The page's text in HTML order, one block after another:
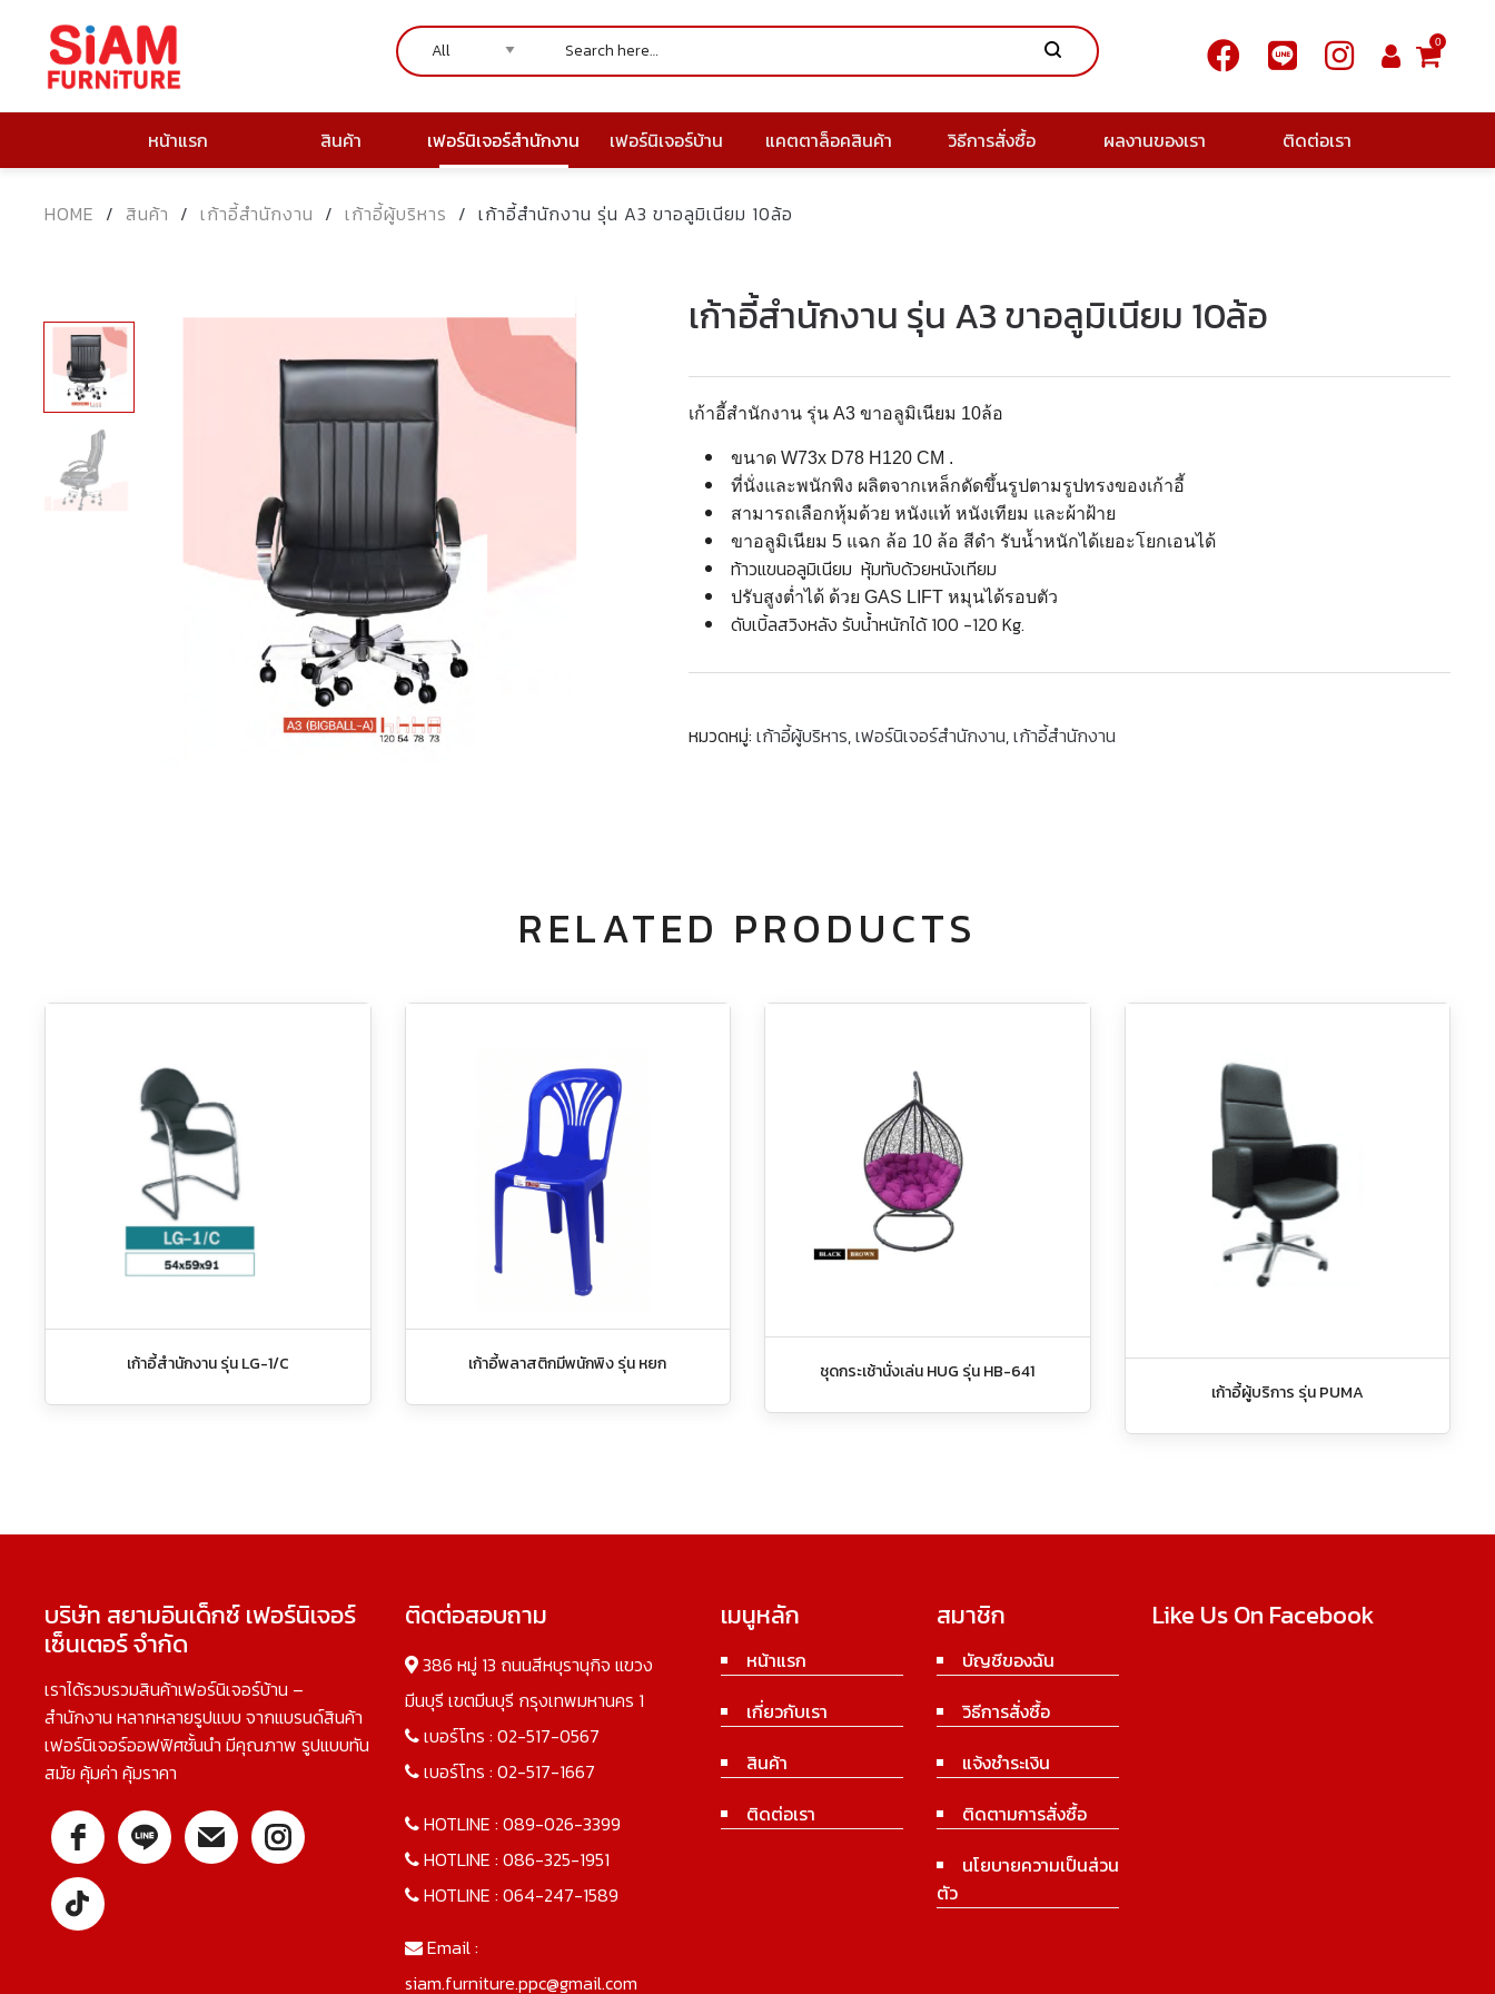
0
หน้าแรก สินค้า เฟอร์นิเจอร์สำนักงาน เฟอร์นิเจอร์บ้าน แคตตาล็อคสินค้า วิธีการสั่งซื้อ ผลงานของเรา ติดต่อเรา
HOME / สินค้า / เก้าอี้สำนักงาน / เก้าอี้ผู้บริหาร / เก้าอี้สำนักงาน รุ่น A3 ขาอลูมิเนียม 10ล้อ
เก้าอี้สำนักงาน รุ่น A3 ขาอลูมิเนียม 10ล้อ
เก้าอี้สำนักงาน รุ่น A3 ขาอลูมิเนียม 10ล้อ
ขนาด W73x D78 H120 CM .
ที่นั่งและพนักพิง ผลิตจากเหล็กดัดขึ้นรูปตามรูปทรงของเก้าอี้
สามารถเลือกหุ้มด้วย หนังแท้ หนังเทียม และผ้าฝ้าย
ขาอลูมิเนียม 5 แฉก ล้อ 10 ล้อ สีดำ รับน้ำหนักได้เยอะโยกเอนได้
ท้าวแขนอลูมิเนียม หุ้มทับด้วยหนังเทียม
ปรับสูงต่ำได้ ด้วย GAS LIFT หมุนได้รอบตัว
ดับเบิ้ลสวิงหลัง รับน้ำหนักได้ 100 -120 Kg.
หมวดหมู่:เก้าอี้ผู้บริหาร,เฟอร์นิเจอร์สำนักงาน,เก้าอี้สำนักงาน
RELATED PRODUCTS
เก้าอี้สำนักงาน รุ่น LG-1/C เก้าอี้พลาสติกมีพนักพิง รุ่น หยก
ชุดกระเช้านั่งเล่น HUG รุ่น HB-641
เก้าอี้ผู้บริการ รุ่น PUMA
บริษัท สยามอินเด็กซ์ เฟอร์นิเจอร์
เซ็นเตอร์ จำกัด
เราได้รวบรวมสินค้าเฟอร์นิเจอร์บ้าน –
สำนักงาน หลากหลายรูปแบบ จากแบรนด์สินค้า
เฟอร์นิเจอร์ออฟฟิศชั้นนำ มีคุณภาพ รูปแบบทัน
สมัย คุ้มค่า คุ้มราคา
ติดต่อสอบถาม
386 หมู่ 13 ถนนสีหบุรานุกิจ แขวง
มีนบุรี เขตมีนบุรี กรุงเทพมหานคร 1
เบอร์โทร : 02-517-0567
เบอร์โทร : 02-517-1667
HOTLINE : 089-026-3399
HOTLINE : 086-325-1951
HOTLINE : 064-247-1589
Email :
siam.furniture.ppc@gmail.com
เมนูหลัก
หน้าแรก
เกี่ยวกับเรา
สินค้า
ติดต่อเรา
สมาชิก
บัญชีของฉัน
วิธีการสั่งซื้อ
แจ้งชำระเงิน
ติดตามการสั่งซื้อ
นโยบายความเป็นส่วน
ตัว
Like Us On Facebook